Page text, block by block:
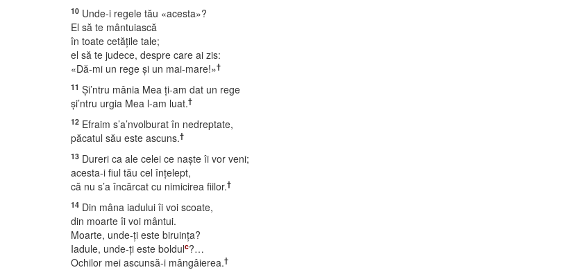
10 Unde-i regele tău «acesta»?
El să te mântuiască
în toate cetăţile tale;
el să te judece, despre care ai zis:
«Dă-mi un rege şi un mai-mare!»†
11 Şi’ntru mânia Mea ţi-am dat un rege
şi’ntru urgia Mea l-am luat.†
12 Efraim s’a’nvolburat în nedreptate,
păcatul său este ascuns.†
13 Dureri ca ale celei ce naşte îi vor veni;
acesta-i fiul tău cel înţelept,
că nu s’a încărcat cu nimicirea fiilor.†
14 Din mâna iadului îi voi scoate,
din moarte îi voi mântui.
Moarte, unde-ţi este biruinţa?
Iadule, unde-ţi este boldulc?…
Ochilor mei ascunsă-i mângâierea.†